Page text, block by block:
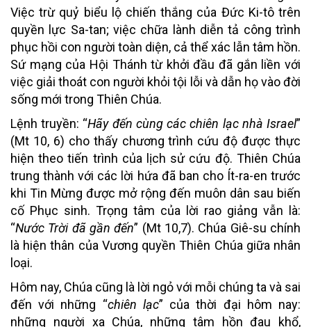
Việc trừ quỷ biểu lộ chiến thắng của Đức Ki-tô trên
quyền lực Sa-tan; việc chữa lành diễn tả công trình
phục hồi con người toàn diện, cả thể xác lẫn tâm hồn.
Sứ mạng của Hội Thánh từ khởi đầu đã gắn liền với
việc giải thoát con người khỏi tội lỗi và dẫn họ vào đời
sống mới trong Thiên Chúa.
Lệnh truyền: “Hãy đến cùng các chiên lạc nhà Israel”
(Mt 10, 6) cho thấy chương trình cứu độ được thực
hiện theo tiến trình của lịch sử cứu độ. Thiên Chúa
trung thành với các lời hứa đã ban cho Ít-ra-en trước
khi Tin Mừng được mở rộng đến muôn dân sau biến
cố Phục sinh. Trọng tâm của lời rao giảng vẫn là:
“Nước Trời đã gần đến” (Mt 10,7). Chúa Giê-su chính
là hiện thân của Vương quyền Thiên Chúa giữa nhân
loại.
Hôm nay, Chúa cũng là lời ngỏ với mỗi chúng ta và sai
đến với những “chiên lạc” của thời đại hôm nay:
những người xa Chúa, những tâm hồn đau khổ,